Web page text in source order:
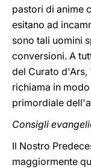
pastori di anime
esitano ad
sono tali uomini
conversioni. A
del Curato d'Ars,
richiama in
primordiale
Consigli
Il Nostro
maggiormente